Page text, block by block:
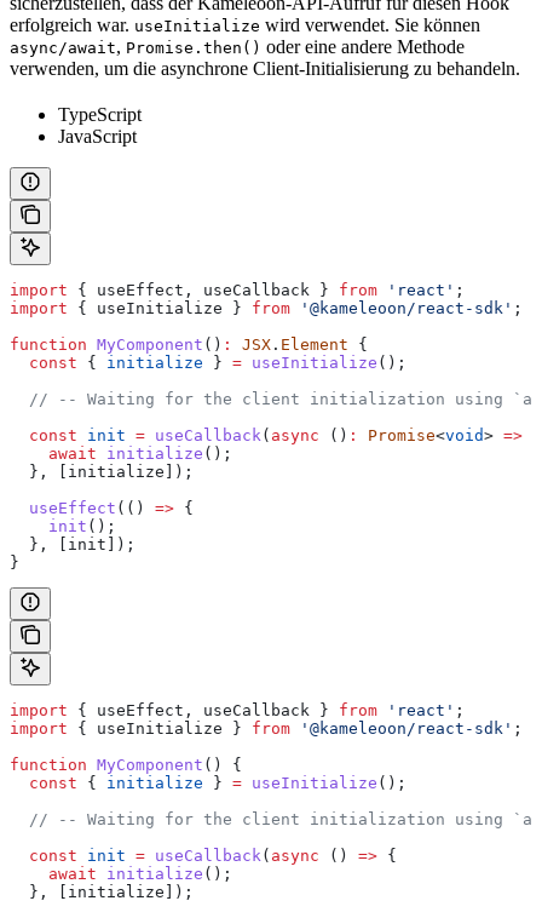
erfolgreich war. useInitialize wird verwendet. Sie können
async/await, Promise.then() oder eine andere Methode
verwenden, um die asynchrone Client-Initialisierung zu behandeln.
TypeScript
JavaScript
import { useEffect , useCallback } from 'react' ;
import { useInitialize } from '@kameleoon/react-sdk' ;
function MyComponent () : JSX . Element {
  const
{ initialize } = useInitialize ();
// -- Waiting for the client initialization using
  const
init = useCallback( async () : Promise<void> =>
    await
initialize ();
  }, [
initialize ]);
  useEffect
(() => {
    init
();
  }, [
init ]);
}
import { useEffect , useCallback } from 'react' ;
import { useInitialize } from '@kameleoon/react-sdk' ;
function MyComponent () {
  const
{ initialize } = useInitialize ();
// -- Waiting for the client initialization using
  const
init = useCallback( async () => {
    await
initialize ();
  }, [
initialize ]);